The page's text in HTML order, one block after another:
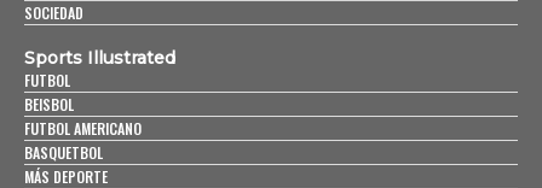
SOCIEDAD
Sports Illustrated
FUTBOL
BEISBOL
FUTBOL AMERICANO
BASQUETBOL
MÁS DEPORTE